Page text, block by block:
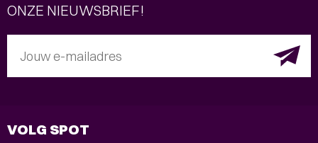
ONZE NIEUWSBRIEF!
Jouw e-mailadres
VOLG SPOT